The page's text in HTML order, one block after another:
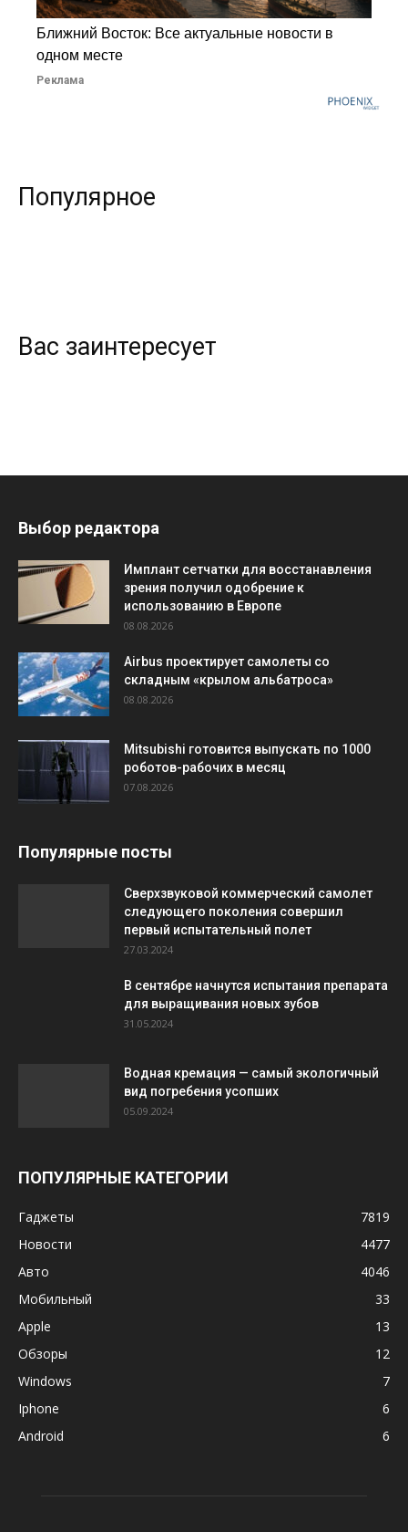
Ближний Восток: Все актуальные новости в
одном месте
Реклама
Популярное
Вас заинтересует
Выбор редактора
Имплант сетчатки для восстанавления
зрения получил одобрение к
использованию в Европе
08.08.2026
Airbus проектирует самолеты со
складным «крылом альбатроса»
08.08.2026
Mitsubishi готовится выпускать по 1000
роботов-рабочих в месяц
07.08.2026
Популярные посты
Сверхзвуковой коммерческий самолет
следующего поколения совершил
первый испытательный полет
27.03.2024
В сентябре начнутся испытания препарата
для выращивания новых зубов
31.05.2024
Водная кремация — самый экологичный
вид погребения усопших
05.09.2024
ПОПУЛЯРНЫЕ КАТЕГОРИИ
Гаджеты
7819
Новости
4477
Авто
4046
Мобильный
33
Apple
13
Обзоры
12
Windows
7
Iphone
6
Android
6